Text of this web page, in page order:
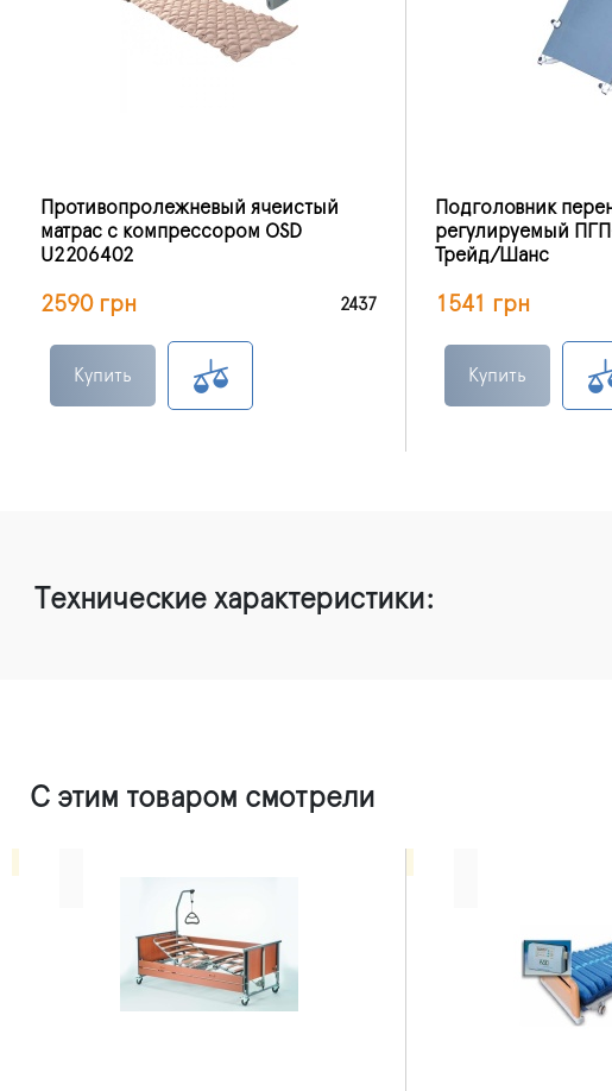
Противопролежневый ячеистый
матрас с компрессором OSD
U2206402
2590 грн 2437
Купить
Подголовник
регулируемый
Трейд/Шанс
1541 грн
Купить
Технические характеристики:
С этим товаром смотрели